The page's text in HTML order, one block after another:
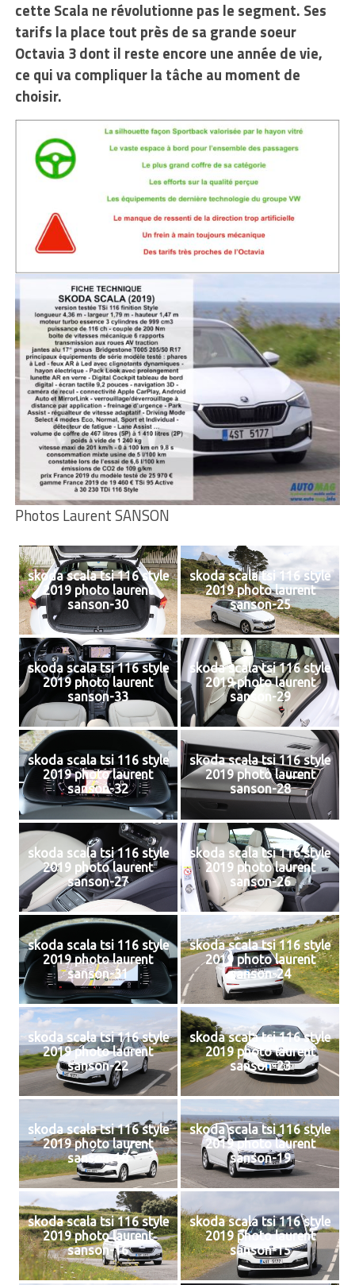
cette Scala ne révolutionne pas le segment. Ses
tarifs la place tout près de sa grande soeur
Octavia 3 dont il reste encore une année de vie,
ce qui va compliquer la tâche au moment de
choisir.
Photos Laurent SANSON
skoda scala tsi 116 style
2019 photo laurent
sanson-30
skoda scala tsi 116 style
2019 photo laurent
sanson-25
skoda scala tsi 116 style
2019 photo laurent
sanson-33
skoda scala tsi 116 style
2019 photo laurent
sanson-29
skoda scala tsi 116 style
2019 photo laurent
sanson-32
skoda scala tsi 116 style
2019 photo laurent
sanson-28
skoda scala tsi 116 style
2019 photo laurent
sanson-27
skoda scala tsi 116 style
2019 photo laurent
sanson-26
skoda scala tsi 116 style
2019 photo laurent
sanson-31
skoda scala tsi 116 style
2019 photo laurent
sanson-24
skoda scala tsi 116 style
2019 photo laurent
sanson-22
skoda scala tsi 116 style
2019 photo laurent
sanson-23
skoda scala tsi 116 style
2019 photo laurent
sanson-18
skoda scala tsi 116 style
2019 photo laurent
sanson-19
skoda scala tsi 116 style
2019 photo laurent
sanson-16
skoda scala tsi 116 style
2019 photo laurent
sanson-15